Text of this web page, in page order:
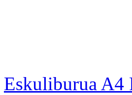
Eskuliburua A4